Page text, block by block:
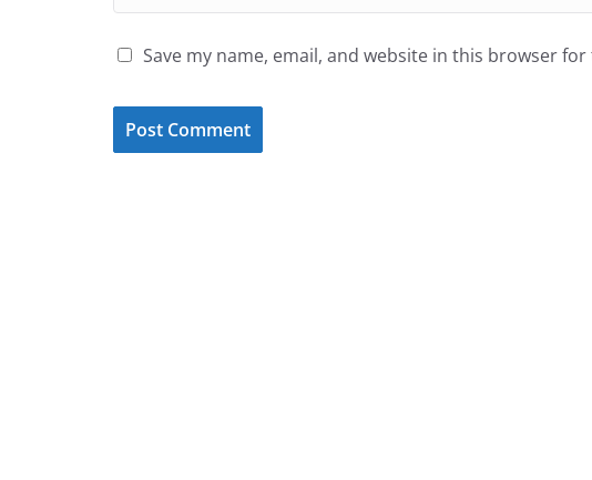
Save my name, email, and website in this browser